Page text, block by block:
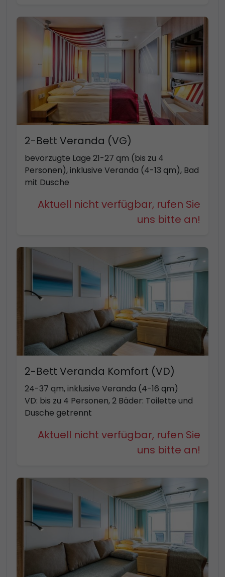
2-Bett Veranda (VG)
bevorzugte Lage 21-27 qm (bis zu 4
Personen), inklusive Veranda (4-13 qm), Bad
mit Dusche
Aktuell nicht verfügbar, rufen Sie
uns bitte an!
2-Bett Veranda Komfort (VD)
24-37 qm, inklusive Veranda (4-16 qm)
VD: bis zu 4 Personen, 2 Bäder: Toilette und
Dusche getrennt
Aktuell nicht verfügbar, rufen Sie
uns bitte an!